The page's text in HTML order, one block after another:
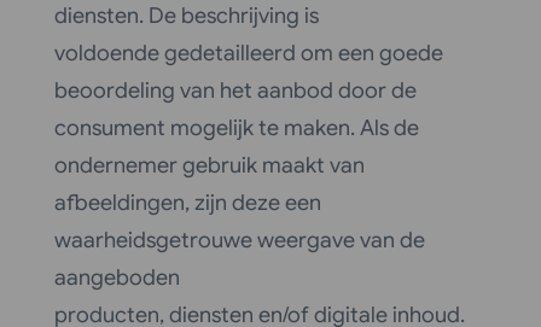
diensten. De beschrijving is
voldoende gedetailleerd om een goede
beoordeling van het aanbod door de
consument mogelijk te maken. Als de
ondernemer gebruik maakt van
afbeeldingen, zijn deze een
waarheidsgetrouwe weergave van de
aangeboden
producten, diensten en/of digitale inhoud.